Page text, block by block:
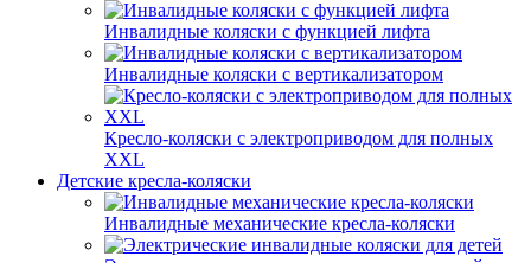
Инвалидные коляски с функцией лифта
Инвалидные коляски с вертикализатором
Кресло-коляски с электроприводом для полных
XXL
Детские кресла-коляски
Инвалидные механические кресла-коляски